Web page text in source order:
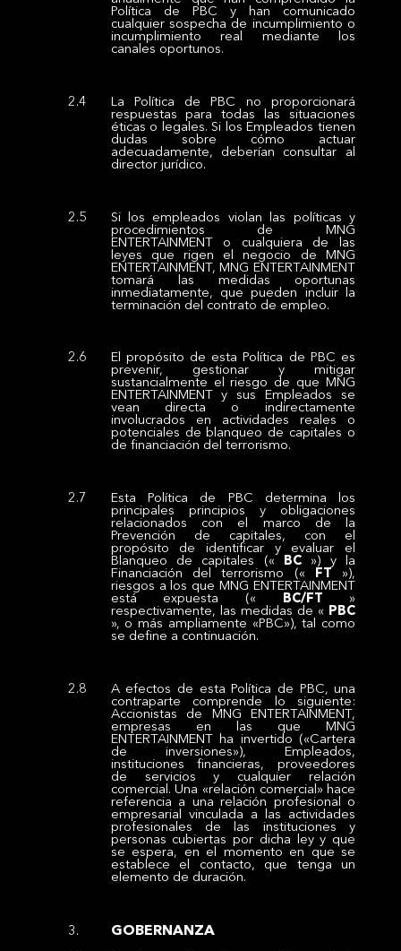
Política de PBC y han comunicado
cualquier sospecha de incumplimiento o
incumplimiento real mediante los
canales oportunos.
La Política de PBC no proporcionará
respuestas para todas las situaciones
éticas o legales. Si los Empleados tienen
dudas sobre cómo actuar
adecuadamente, deberían consultar al
director jurídico.
Si los empleados violan las políticas y
procedimientos de MNG
ENTERTAINMENT o cualquiera de las
leyes que rigen el negocio de MNG
ENTERTAINMENT, MNG ENTERTAINMENT
tomará las medidas oportunas
inmediatamente, que pueden incluir la
terminación del contrato de empleo.
El propósito de esta Política de PBC es
prevenir, gestionar y mitigar
sustancialmente el riesgo de que MNG
ENTERTAINMENT y sus Empleados se
vean directa o indirectamente
involucrados en actividades reales o
potenciales de blanqueo de capitales o
de financiación del terrorismo.
Esta Política de PBC determina los
principales principios y obligaciones
relacionados con el marco de la
Prevención de capitales, con el
propósito de identificar y evaluar el
Blanqueo de capitales (« BC ») y la
Financiación del terrorismo (« FT »),
riesgos a los que MNG ENTERTAINMENT
está expuesta (« BC/FT »
respectivamente, las medidas de « PBC
», o más ampliamente «PBC»), tal como
se define a continuación.
A efectos de esta Política de PBC, una
contraparte comprende lo siguiente:
Accionistas de MNG ENTERTAINMENT,
empresas en las que MNG
ENTERTAINMENT ha invertido («Cartera
de inversiones»), Empleados,
instituciones financieras, proveedores
de servicios y cualquier relación
comercial. Una «relación comercial» hace
referencia a una relación profesional o
empresarial vinculada a las actividades
profesionales de las instituciones y
personas cubiertas por dicha ley y que
se espera, en el momento en que se
establece el contacto, que tenga un
elemento de duración.
GOBERNANZA